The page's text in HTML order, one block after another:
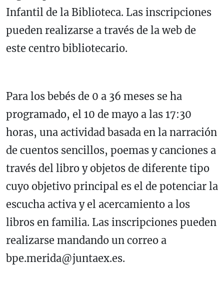
Infantil de la Biblioteca. Las inscripciones
pueden realizarse a través de la web de
este centro bibliotecario.
Para los bebés de 0 a 36 meses se ha
programado, el 10 de mayo a las 17:30
horas, una actividad basada en la narración
de cuentos sencillos, poemas y canciones a
través del libro y objetos de diferente tipo
cuyo objetivo principal es el de potenciar la
escucha activa y el acercamiento a los
libros en familia. Las inscripciones pueden
realizarse mandando un correo a
bpe.merida@juntaex.es.